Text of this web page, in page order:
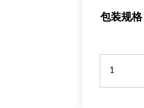
包装规格
ECL
半